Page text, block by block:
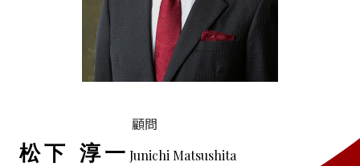
顧問
松下 淳一 Junichi Matsushita